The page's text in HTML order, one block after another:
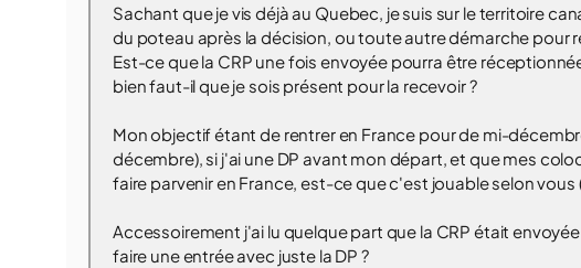
Sachant que je vis déjà au Quebec, je suis sur le territoire
du poteau après la décision, ou toute autre démarche pour
Est-ce que la CRP une fois envoyée pourra être
bien faut-il que je sois présent pour la recevoir ?
Mon objectif étant de rentrer en France pour de mi-
décembre), si j'ai une DP avant mon départ, et que mes
faire parvenir en France, est-ce que c'est jouable selon vous
Accessoirement j'ai lu quelque part que la CRP était
faire une entrée avec juste la DP ?